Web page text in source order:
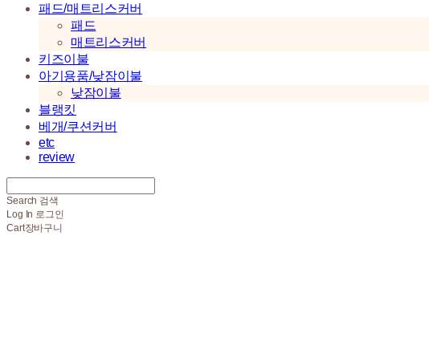
패드/매트리스커버
패드
매트리스커버
키즈이불
아기용품/낮잠이불
낮잠이불
블랭킷
베개/쿠션커버
etc
review
Search 검색
Log In 로그인
Cart장바구니